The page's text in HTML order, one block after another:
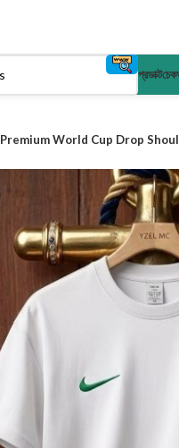
প্রডাক্ট
Premium World Cup Drop